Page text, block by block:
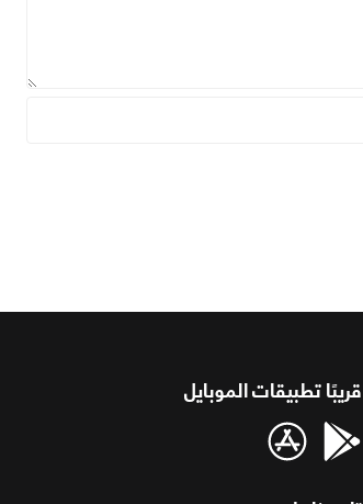
قريبًا تطبيقات الموبايل